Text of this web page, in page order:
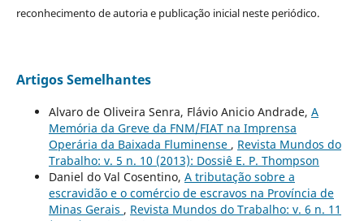
reconhecimento de autoria e publicação inicial neste periódico.
Artigos Semelhantes
Alvaro de Oliveira Senra, Flávio Anicio Andrade, A
Memória da Greve da FNM/FIAT na Imprensa
Operária da Baixada Fluminense , Revista Mundos do
Trabalho: v. 5 n. 10 (2013): Dossiê E. P. Thompson
Daniel do Val Cosentino, A tributação sobre a
escravidão e o comércio de escravos na Província de
Minas Gerais , Revista Mundos do Trabalho: v. 6 n. 11